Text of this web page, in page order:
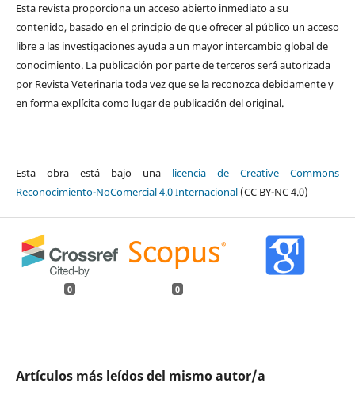
Esta revista proporciona un acceso abierto inmediato a su
contenido, basado en el principio de que ofrecer al público un acceso
libre a las investigaciones ayuda a un mayor intercambio global de
conocimiento. La publicación por parte de terceros será autorizada
por Revista Veterinaria toda vez que se la reconozca debidamente y
en forma explícita como lugar de publicación del original.
Esta obra está bajo una licencia de Creative Commons
Reconocimiento-NoComercial 4.0 Internacional(CC BY-NC 4.0)
0 0
Artículos más leídos del mismo autor/a